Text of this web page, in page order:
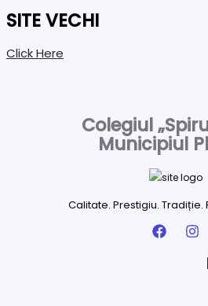
SITE VECHI
Click Here
Colegiul
Municipiul
Calitate. Prestigiu. Tradiție.